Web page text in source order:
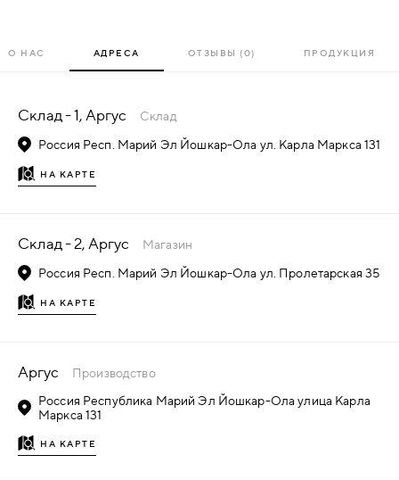
О НАС АДРЕСА ОТЗЫВЫ (0) ПРОДУКЦИЯ
Склад - 1, Аргус
Склад
Россия Респ. Марий Эл Йошкар-Ола ул. Карла Маркса 131
НА КАРТЕ
Склад - 2, Аргус
Магазин
Россия Респ. Марий Эл Йошкар-Ола ул. Пролетарская 35
НА КАРТЕ
Аргус
Производство
Россия Республика Марий Эл Йошкар-Ола улица Карла
Маркса 131
НА КАРТЕ